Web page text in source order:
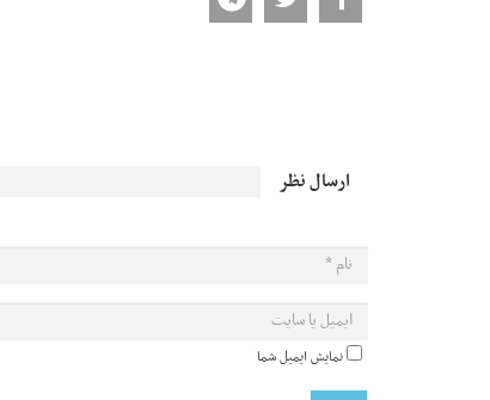
ارسال نظر
نمایش ایمیل شما